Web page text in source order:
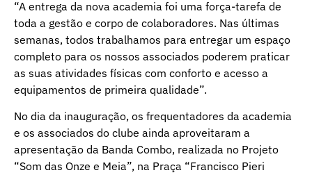
“A entrega da nova academia foi uma força-tarefa de
toda a gestão e corpo de colaboradores. Nas últimas
semanas, todos trabalhamos para entregar um espaço
completo para os nossos associados poderem praticar
as suas atividades físicas com conforto e acesso a
equipamentos de primeira qualidade”.
No dia da inauguração, os frequentadores da academia
e os associados do clube ainda aproveitaram a
apresentação da Banda Combo, realizada no Projeto
“Som das Onze e Meia”, na Praça “Francisco Pieri